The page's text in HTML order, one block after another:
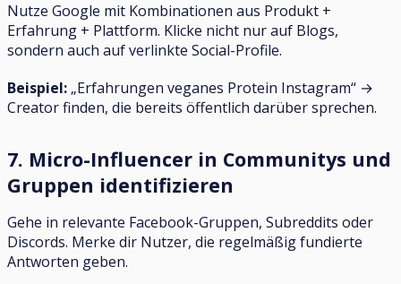
Nutze Google mit Kombinationen aus Produkt +
Erfahrung + Plattform. Klicke nicht nur auf Blogs,
sondern auch auf verlinkte Social-Profile.
Beispiel: „Erfahrungen veganes Protein Instagram“ →
Creator finden, die bereits öffentlich darüber sprechen.
7. Micro-Influencer in Communitys und
Gruppen identifizieren
Gehe in relevante Facebook-Gruppen, Subreddits oder
Discords. Merke dir Nutzer, die regelmäßig fundierte
Antworten geben.